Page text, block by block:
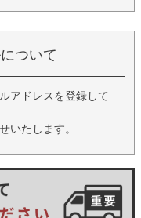
ついて
アドレスを登録して
いたします。